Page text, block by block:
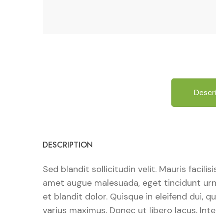
DESCRIPTION
Sed blandit sollicitudin velit. Mauris
amet augue malesuada, eget tincidunt
et blandit dolor. Quisque in eleifend dui,
varius maximus. Donec ut libero lacus.